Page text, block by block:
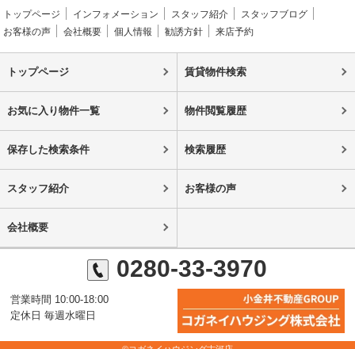
トップページ インフォメーション スタッフ紹介
スタッフブログ
お客様の声
会社概要 個人情報 勧誘方針 来店予約
トップページ 賃貸物件検索
お気に入り物件一覧 物件閲覧履歴
保存した検索条件 検索履歴
スタッフ紹介 お客様の声
会社概要
0280-33-3970
営業時間 10:00-18:00
定休日 毎週水曜日